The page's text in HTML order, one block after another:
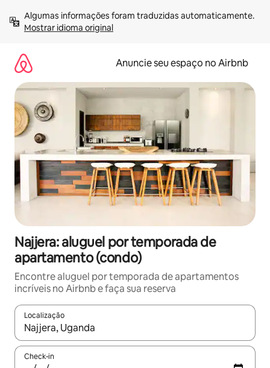
para
Mostrar idioma original
Anuncie seu espaço no Airbnb
Najjera: aluguel por temporada de
apartamento (condo)
Encontre aluguel por temporada de apartamentos
incríveis no Airbnb e faça sua reserva
Localização
Quando os resultados estiverem disponíveis, explore-os
Check-in